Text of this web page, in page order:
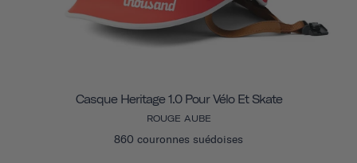
Casque Heritage 1.0 Pour Vélo Et Skate
ROUGE AUBE
860 couronnes suédoises